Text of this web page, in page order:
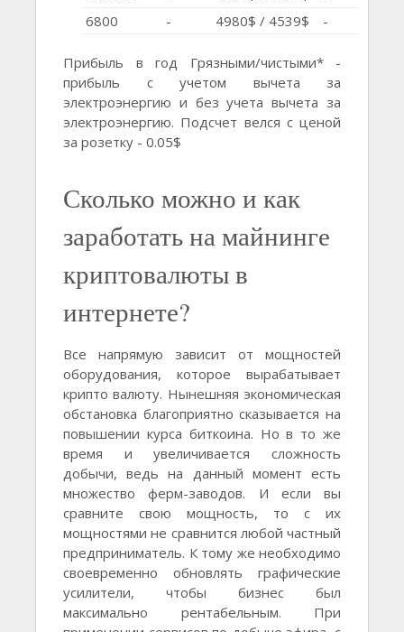
6800
- 4980$ / 4539$ -
Прибыль в год Грязными/чистыми* -
прибыль с учетом вычета за
электроэнергию и без учета вычета за
электроэнергию. Подсчет велся с ценой
за розетку - 0.05$
Сколько можно и как
заработать на майнинге
криптовалюты в
интернете?
Все напрямую зависит от мощностей
оборудования, которое вырабатывает
крипто валюту. Нынешняя экономическая
обстановка благоприятно сказывается на
повышении курса биткоина. Но в то же
время и увеличивается сложность
добычи, ведь на данный момент есть
множество ферм-заводов. И если вы
сравните свою мощность, то с их
мощностями не сравнится любой частный
предприниматель. К тому же необходимо
своевременно обновлять графические
усилители, чтобы бизнес был
максимально рентабельным. При